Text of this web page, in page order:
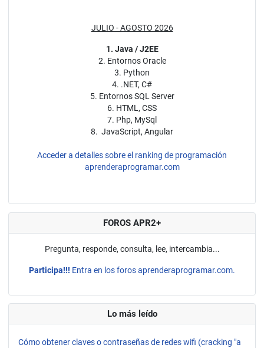
JULIO - AGOSTO 2026
1. Java / J2EE
2. Entornos Oracle
3. Python
4. .NET, C#
5. Entornos SQL Server
6. HTML, CSS
7. Php, MySql
8. JavaScript, Angular
Acceder a detalles sobre el ranking de programación
aprenderaprogramar.com
FOROS APR2+
Pregunta, responde, consulta, lee, intercambia...
Participa!!! Entra en los foros aprenderaprogramar.com.
Lo más leído
Cómo obtener claves o contraseñas de redes wifi (cracking "a